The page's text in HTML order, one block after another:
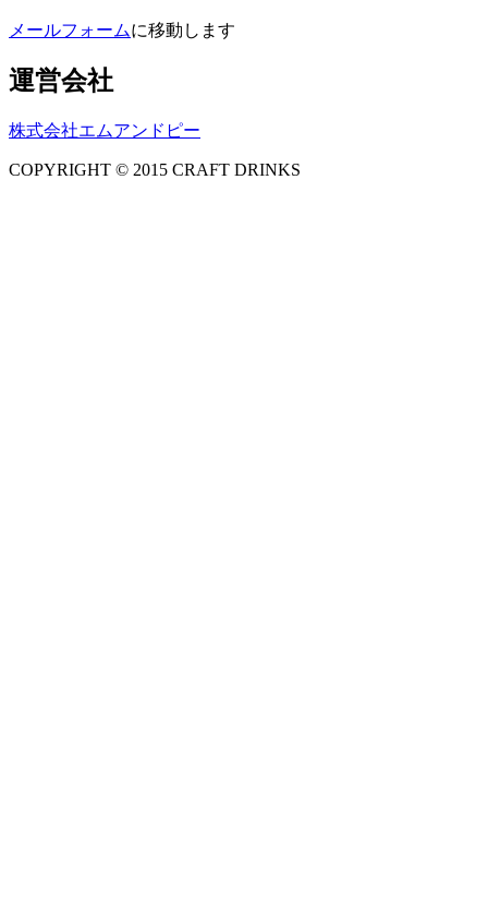
メールフォームに移動します
運営会社
株式会社エムアンドピー
COPYRIGHT © 2015 CRAFT DRINKS